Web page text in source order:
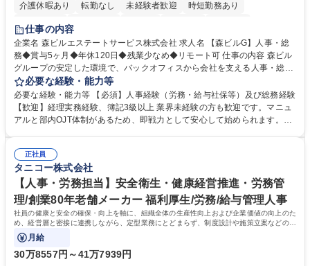
介護休暇あり
転勤なし 未経験者歓迎
時短勤務あり
経験者歓迎
完全週休2日制
交通費支給 長期歓迎 駅近5分以内 土日祝休み
仕事の内容
企業名 森ビルエステートサービス株式会社 求人名 【森ビルG】人事・総
務◆賞与5ヶ月◆年休120日◆残業少なめ◆リモート可 仕事の内容 森ビル
グループの安定した環境で、バックオフィスから会社を支える人事・総務
をお任せします。 労務と総務の業務をバランスよく担当し、ゆくゆくは制
度改定などのコア業務にも挑戦できる、やりがいある環境です。 ■勤怠管
理、給与計算、社会保険手続き、年末調整等の労務管理全般 ■入退社手続
き、社内規定の改定や人事制度改定などのコア業務 ■社内イベントの企画
でも質問・相談できる環境が整っているため、安心して成長できます。 募
集職種 【森ビルG】人事・総務◆賞与5ヶ月◆年休120日◆残業少なめ◆
リモート可
必要な経験・能力等
必要な経験・能力等 【必須】人事経験（労務・給与社保等）及び総務経験
【歓迎】経理実務経験、簿記3級以上 業界未経験の方も歓迎です。マニュ
アルと部内OJT体制があるため、即戦力として安心して始められます。
務に挑戦できるため、自身の成長と組織への貢献度をダイレクトに実感で
きます。 残業少なめ、週1日リモート可など、ワークライフバランスを保
ち長期活躍できる環境です。 「これまでの幅広い経験を活かし、長期的な
キャリアを築きたい」という前向きな意欲と挑戦を全力で応援します。 学
歴・資格 学歴：大学院 大学 高専 短大 専修学校 高校 語学力： 資格：日商
簿記検定1級 日商簿記検定2級 日商簿記検定3級
正社員
タニコー株式会社
【人事・労務担当】安全衛生・健康経営推進・労務管
理/創業80年老舗メーカー 福利厚生/労務/給与管理人事
社員の健康と安全の確保・向上を軸に、組織全体の生産性向上および企業価値の向上のた
め、経営層と密接に連携しながら、定型業務にとどまらず、制度設計や施策立案などの上
流工程から関与していただきます。
月給
30万8557円～41万7939円